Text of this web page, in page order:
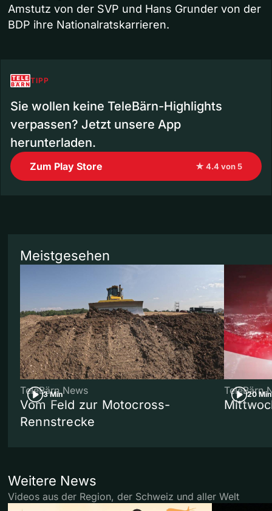
Amstutz von der SVP und Hans Grunder von der
BDP ihre Nationalratskarrieren.
TIPP
Sie wollen keine TeleBärn-Highlights
verpassen? Jetzt unsere App
herunterladen.
Zum Play Store ★ 4.4 von 5
Meistgesehen
3 Min
TeleBärn News
Vom Feld zur Motocross-
Rennstrecke
20 Min
TeleBärn
Weitere News
Videos aus der Region, der Schweiz und aller Welt